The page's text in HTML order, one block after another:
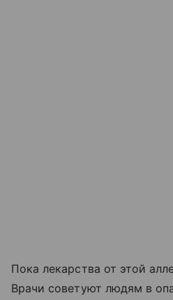
Пока лекарства от этой
Врачи советуют людям в